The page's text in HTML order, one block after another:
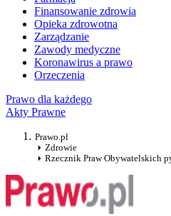
Finansowanie zdrowia
Opieka zdrowotna
Zarządzanie
Zawody medyczne
Koronawirus a prawo
Orzeczenia
Prawo dla każdego
Akty Prawne
Prawo.pl
Zdrowie
Rzecznik Praw Obywatelskich